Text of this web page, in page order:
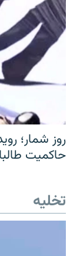
روز شمار؛
حاکمیت
تخلیه